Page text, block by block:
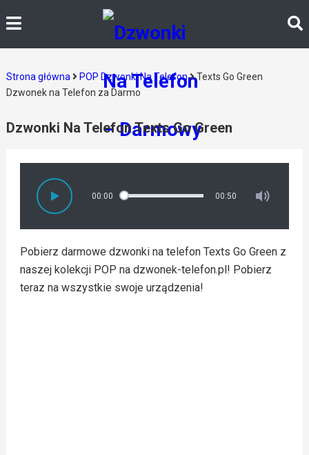
Strona główna POP Dzwonki Na Telefon
Texts Go Green
Dzwonek na Telefon za Darmo
Dzwonki Na Telefon Texts Go Green
00:00 00:50
Pobierz darmowe dzwonki na telefon Texts Go Green z
naszej kolekcji POP na dzwonek-telefon.pl! Pobierz
teraz na wszystkie swoje urządzenia!